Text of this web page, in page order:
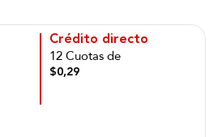
Crédito directo
12 Cuotas de
$0,29